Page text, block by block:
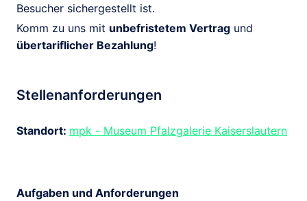
Besucher sichergestellt ist.
Komm zu uns mit unbefristetem Vertrag und
übertariflicher Bezahlung!
Stellenanforderungen
Standort: mpk - Museum Pfalzgalerie Kaiserslautern
Aufgaben und Anforderungen